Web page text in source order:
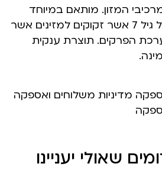
המזון. מותאם במיוחד
לכלבים מבוגרים מעל גיל 7 אשר זקוקים למזינים אשר
הפרקים. תוצרת ענקית
מדיניות משלוחים ואספקה
שאולי יעניינו